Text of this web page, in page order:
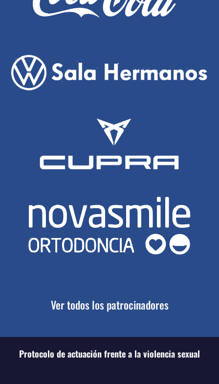
Ver todos los patrocinadores
Protocolo de actuación frente a la violencia sexual